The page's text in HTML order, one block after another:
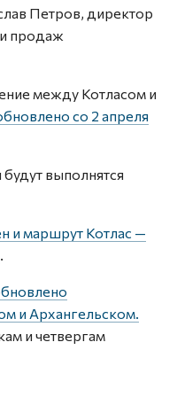
Петров, директор
продаж
между Котласом и
со 2 апреля
выполнятся
и маршрут Котлас —
.
и Архангельском.
и четвергам